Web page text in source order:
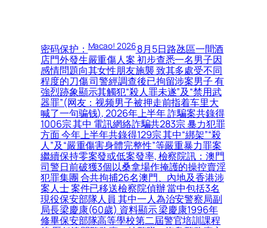
密码保护：Macao! 20268月5日路氹區一間酒
店門外發生嚴重傷人案 初步查悉一名男子因
感情問題向其女性朋友施襲 致其多處受不同
程度的刀傷 司警經調查後已拘留涉案男子 有
強烈跡象顯示其觸犯“殺人罪未遂”及“禁用武
器罪”(网友：视频男子被押走前指着车里大
喊了一句骗钱), 2026年上半年 詐騙案共錄得
1006宗 其中 電訊網絡詐騙共283宗 暴力犯罪
方面 今年上半年共錄得129宗 其中“綁架”“殺
人”及“嚴重傷害身體完整性”等嚴重暴力罪案
繼續保持零案發或低案發率, 檢察院訊：澳門
司警日前破獲3個以桑拿場作掩護的操控賣淫
犯罪集團 合共拘捕26名澳門、內地及香港涉
案人士 案件已移送檢察院偵辦 當中包括3名
現役保安部隊人員 其中一人為治安警察局副
局長梁慶康(60歲) 資料顯示 梁慶康1996年
修畢保安部隊高等學校第二屆警官培訓課程